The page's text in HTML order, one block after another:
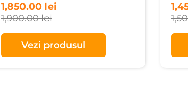
1,900.00lei
1,850.00 lei
Vezi produsul